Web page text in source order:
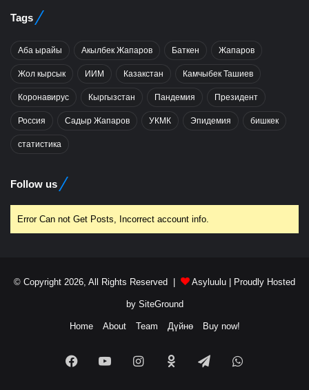
Tags
Аба ырайы Акылбек Жапаров Баткен Жапаров
Жол кырсык ИИМ Казакстан Камчыбек Ташиев
Коронавирус Кыргызстан Пандемия Президент
Россия Садыр Жапаров УКМК Эпидемия бишкек
статистика
Follow us
Error Can not Get Posts, Incorrect account info.
© Copyright 2026, All Rights Reserved | Asyluulu | Proudly Hosted
by SiteGround
Home About Team Дүйнө Buy now!
FacebookYouTubeInstagramOdnoklassniki
TelegramWhatsApp